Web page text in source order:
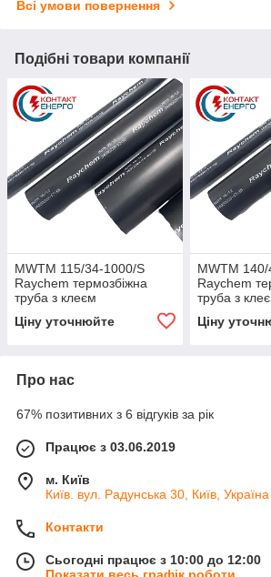
Всі умови повернення
Подібні товари компанії
MWTM 115/34-1000/S
Raychem термозбіжна
труба з клеєм
Ціну уточнюйте
MWTM
Raychem
труба з
Ціну
Про нас
67% позитивних з 6 відгуків за рік
Працює з 03.06.2019
м. Київ
Київ. вул. Радунська 30, Київ, Україна
Контакти
Сьогодні працює з 10:00 до 12:00